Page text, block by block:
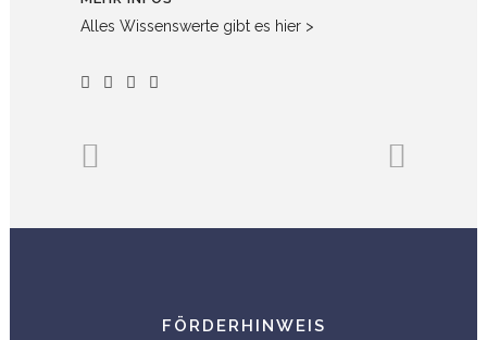
Alles Wissenswerte gibt es hier >
FÖRDERHINWEIS